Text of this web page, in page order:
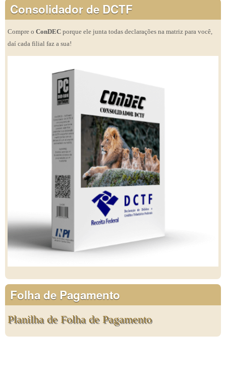
Consolidador de DCTF
Compre o ConDEC porque ele junta todas declarações na matriz para você,
daí cada filial faz a sua!
Folha de Pagamento
Planilha de Folha de Pagamento